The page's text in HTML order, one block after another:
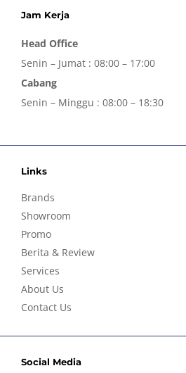
Jam Kerja
Head Office
Senin – Jumat : 08:00 – 17:00
Cabang
Senin – Minggu : 08:00 – 18:30
Links
Brands
Showroom
Promo
Berita & Review
Services
About Us
Contact Us
Social Media